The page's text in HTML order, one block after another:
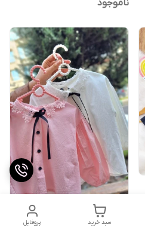
ناموجود
پروفایل سبد خرید